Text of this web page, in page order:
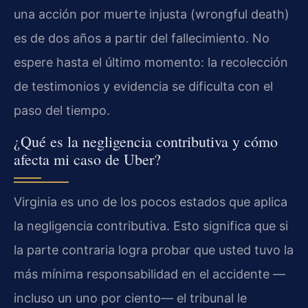
una acción por muerte injusta (wrongful death)
es de dos años a partir del fallecimiento. No
espere hasta el último momento: la recolección
de testimonios y evidencia se dificulta con el
paso del tiempo.
¿Qué es la negligencia contributiva y cómo
afecta mi caso de Uber?
Virginia es uno de los pocos estados que aplica
la negligencia contributiva. Esto significa que si
la parte contraria logra probar que usted tuvo la
más mínima responsabilidad en el accidente —
incluso un uno por ciento— el tribunal le